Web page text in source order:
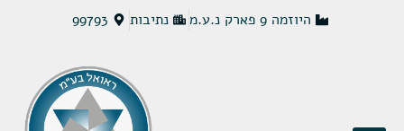
היוזמה 9 פארק נ.ע.מ נתיבות 99793